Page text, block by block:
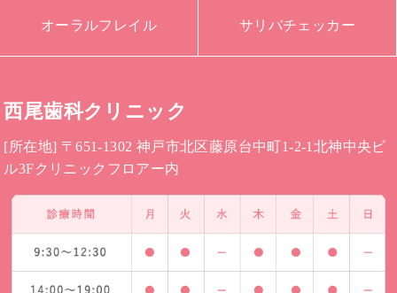
オーラルフレイル サリバチェッカー
西尾歯科クリニック
[所在地] 〒651-1302 神戸市北区藤原台中町1-2-1北神中央ビ
ル3Fクリニックフロアー内